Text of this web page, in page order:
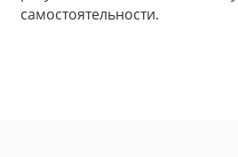
самостоятельности.